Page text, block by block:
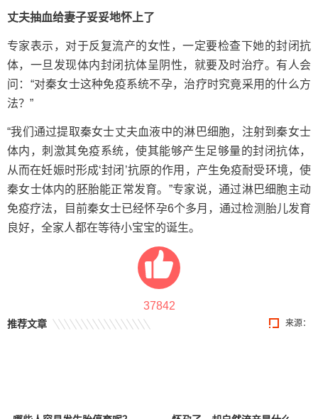
丈夫抽血给妻子妥妥地怀上了
专家表示，对于反复流产的女性，一定要检查下她的封闭抗
体，一旦发现体内封闭抗体呈阴性，就要及时治疗。有人会
问：“对秦女士这种免疫系统不孕，治疗时究竟采用的什么方
法？”
“我们通过提取秦女士丈夫血液中的淋巴细胞，注射到秦女士
体内，刺激其免疫系统，使其能够产生足够量的封闭抗体，
从而在妊娠时形成‘封闭’抗原的作用，产生免疫耐受环境，使
秦女士体内的胚胎能正常发育。”专家说，通过淋巴细胞主动
免疫疗法，目前秦女士已经怀孕6个多月，通过检测胎儿发育
良好，全家人都在等待小宝宝的诞生。
37842
来源：
推荐文章